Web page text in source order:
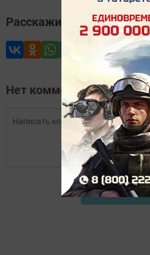
Расскажите друзьям
Нет комментариев